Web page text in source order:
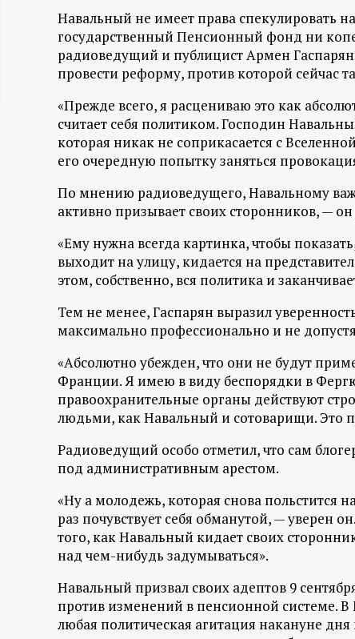
ц
и
о
н
ы
й
п
о
р
т
а
Навальный не имеет права спекулировать
государственный Пенсионный фонд ни
радиоведущий и публицист Армен
провести реформу, против которой сейчас
«Прежде всего, я расцениваю это как
считает себя политиком. Господин
которая никак не соприкасается с
его очередную попытку заняться
По мнению радиоведущего, Навальному
активно призывает своих сторонников, —
«Ему нужна всегда картинка, чтобы
выходит на улицу, кидается на
этом, собственно, вся политика и
Тем не менее, Гаспарян выразил
максимально профессионально и не
«Абсолютно убежден, что они не будут
Франции. Я имею в виду беспорядки в
правоохранительные органы действуют
людьми, как Навальный и сотоварищи. Это
Радиоведущий особо отметил, что сам
под административным арестом.
«Ну а молодежь, которая снова польстится
раз почувствует себя обманутой, — уверен
того, как Навальный кидает своих
над чем-нибудь задумываться».
Навальный призвал своих адептов 9
против изменений в пенсионной системе. В
любая политическая агитация накануне